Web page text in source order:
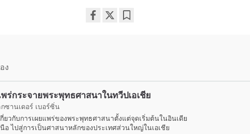
ง
ร่กระจายพระพุทธศาสนาในทวีปเอเชีย
กซานเดอร์ เบอร์ซิ่น
ยวกับการเผยแพร่ของพระพุทธศาสนาตั้งแต่จุดเริ่มต้นในอินเดีย
อ ไปสู่การเป็นศาสนาหลักของประเทศส่วนใหญ่ในเอเชีย